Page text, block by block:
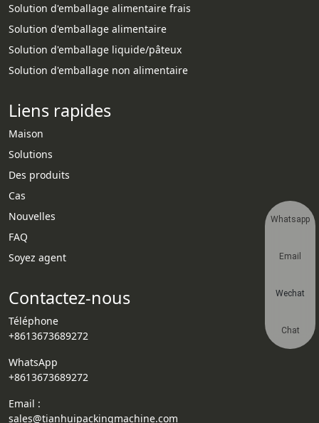
Solution d'emballage alimentaire frais
Solution d'emballage alimentaire
Solution d'emballage liquide/pâteux
Solution d'emballage non alimentaire
Liens rapides
Maison
Solutions
Des produits
Cas
Nouvelles
FAQ
Soyez agent
Contactez-nous
Téléphone
+8613673689272
WhatsApp
+8613673689272
Email :
sales@tianhuipackingmachine.com
Whatsapp
Email
Wechat
Chat